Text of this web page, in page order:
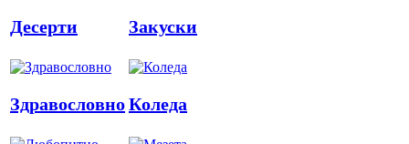
Десерти Закуски
ЗдравословноКоледа